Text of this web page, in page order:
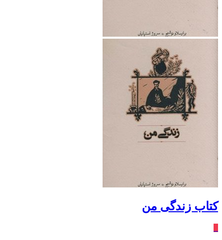
کتاب زندگی من